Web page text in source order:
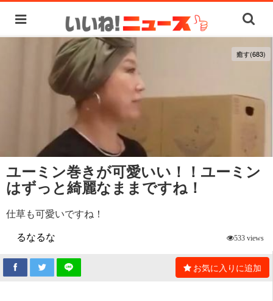
癒す(683)
ユーミン巻きが可愛いい！！ユーミン
はずっと綺麗なままですね！
仕草も可愛いですね！
るなるな
533 views
お気に入りに追加